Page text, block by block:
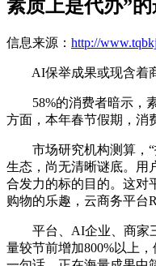
素质上是代办”
信息来源： http://
AI保举成果或现含着商
58%的消费者暗示，素
方面，本年春节假期，消
市场研究机构测算，“
生态，尚无清晰谜底。用
合发力的标的目的。这对
购物的乐趣，云商务平台
平台、AI企业、商家三
量较节前增加800%以上